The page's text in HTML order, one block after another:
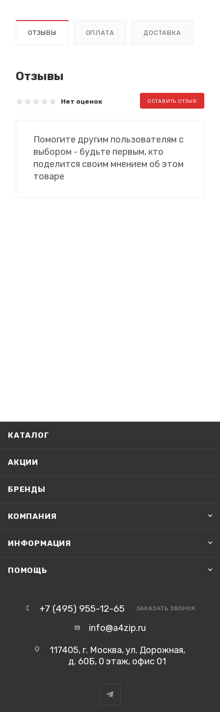
ОТЗЫВЫ ОПЛАТА ДОСТАВКА
Отзывы
Нет оценок ОСТАВИТЬ ОТЗЫВ
Помогите другим пользователям с
выбором - будьте первым, кто
поделится своим мнением об этом
товаре
КАТАЛОГ
АКЦИИ
БРЕНДЫ
КОМПАНИЯ
ИНФОРМАЦИЯ
ПОМОЩЬ
+7 (495) 955-12-65 ЗАКАЗАТЬ ЗВОНОК
info@a4zip.ru
117405, г. Москва, ул. Дорожная,
д. 60Б, 0 этаж, офис 01